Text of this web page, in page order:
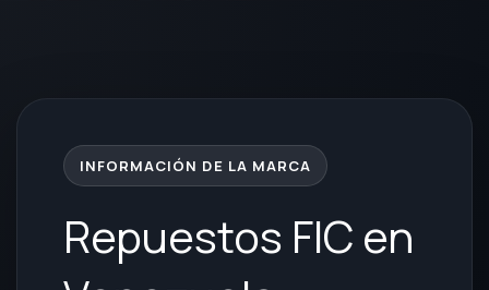
INFORMACIÓN DE LA MARCA
Repuestos FIC en